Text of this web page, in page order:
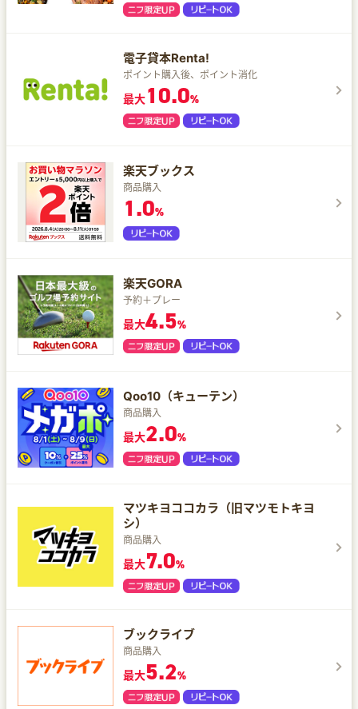
電子貸本Renta!
ポイント購入後、ポイント消化
最大10.0%
楽天ブックス
商品購入
1.0%
楽天GORA
予約＋プレー
最大4.5%
Qoo10（キューテン）
商品購入
最大2.0%
マツキヨココカラ（旧マツモトキヨ
シ）
商品購入
最大7.0%
ブックライブ
商品購入
最大5.2%